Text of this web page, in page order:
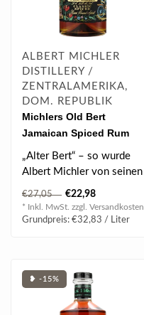
ALBERT MICHLER
DISTILLERY /
ZENTRALAMERIKA,
DOM. REPUBLIK
Michlers Old Bert
Jamaican Spiced Rum
0.7 l 40% vol
„Alter Bert“ – so wurde
Albert Michler von seinen
Bekannten gerufen...
€27,05 €22,98
* Inkl. MwSt. zzgl. Versandkosten
Grundpreis: €32,83 / Liter
❥ -15%